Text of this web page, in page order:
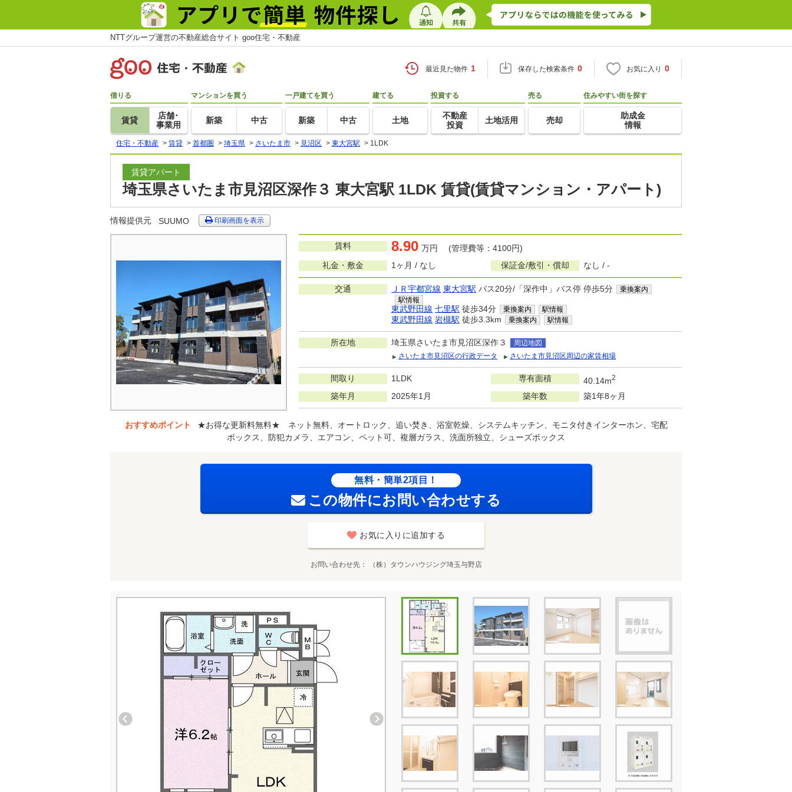
NTTグループ運営の不動産総合サイト goo住宅・不動産
最近見た物件 1 保存した検索条件 0 お気に入り 0
借りる
賃貸
店舗･
事業用
マンションを買う
新築 中古
一戸建てを買う
新築 中古
建てる
土地
投資する
不動産
投資
土地活用
売る
売却
住みやすい街を探す
助成金
情報
住宅・不動産 > 賃貸 > 首都圏 > 埼玉県 > さいたま市 > 見沼区 > 東大宮駅 > 1LDK
賃貸アパート
埼玉県さいたま市見沼区深作３ 東大宮駅 1LDK 賃貸(賃貸マンション・アパート)
情報提供元 SUUMO 印刷画面を表示
賃料 8.90 万円 (管理費等：4100円)
礼金・敷金
1ヶ月 / なし 保証金/敷引・償却 なし / -
交通 ＪＲ宇都宮線 東大宮駅 バス20分/「深作中」バス停 停歩5分
乗換案内
駅情報
東武野田線 七里駅 徒歩34分 乗換案内 駅情報
東武野田線 岩槻駅 徒歩3.3km 乗換案内 駅情報
所在地 埼玉県さいたま市見沼区深作３
周辺地図
さいたま市見沼区の行政データ
さいたま市見沼区周辺の家賃相場
間取り 1LDK 専有面積 40.14m2
築年月 2025年1月 築年数 築1年8ヶ月
おすすめポイント
★お得な更新料無料★ ネット無料、オートロック、追い焚き、浴室乾燥、システムキッチン、モニタ付きインターホン、宅配
ボックス、防犯カメラ、エアコン、ペット可、複層ガラス、洗面所独立、シューズボックス
無料・簡単2項目！
この物件にお問い合わせする
お気に入りに追加する
お問い合わせ先 （株）タウンハウジング埼玉与野店